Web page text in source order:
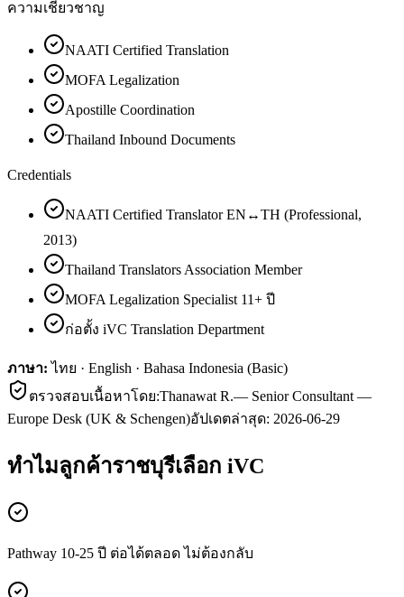
ความเชี่ยวชาญ
NAATI Certified Translation
MOFA Legalization
Apostille Coordination
Thailand Inbound Documents
Credentials
NAATI Certified Translator EN↔TH (Professional,
2013)
Thailand Translators Association Member
MOFA Legalization Specialist 11+ ปี
ก่อตั้ง iVC Translation Department
ภาษา: ไทย · English · Bahasa Indonesia (Basic)
ตรวจสอบเนื้อหาโดย:Thanawat R.— Senior Consultant —
Europe Desk (UK & Schengen)อัปเดตล่าสุด: 2026-06-29
ทำไมลูกค้าราชบุรีเลือก iVC
Pathway 10-25 ปี ต่อได้ตลอด ไม่ต้องกลับ